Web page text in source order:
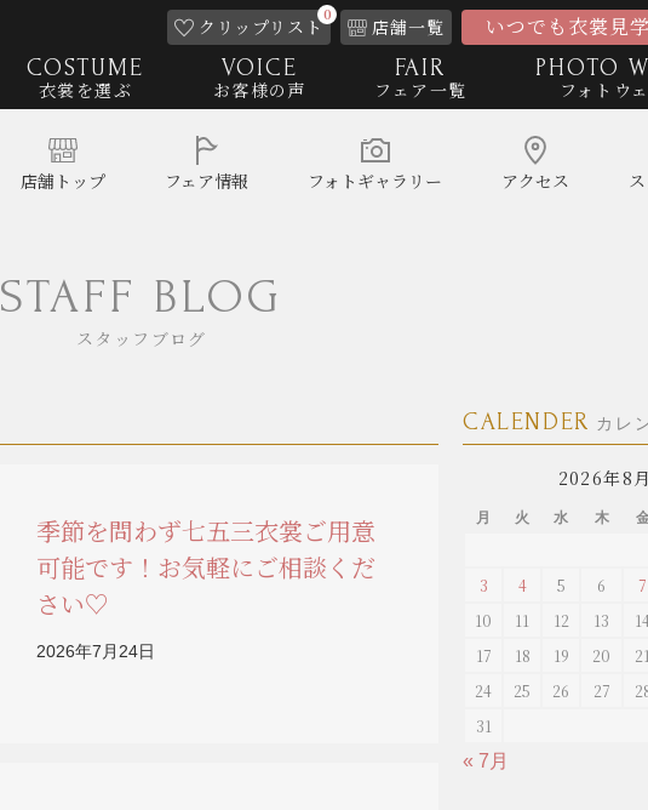
クリップリスト
0
店舗一覧 いつでも衣裳見
COSTUME
衣裳を選ぶ
VOICE
お客様の声
FAIR
フェア一覧
PHOTO
フォトウ
店舗 トップ フェア情報 フォト ギャラリー アクセス
STAFF BLOG
スタッフブログ
季節を問わず七五三衣裳ご用意
可能です！お気軽にご相談くだ
さい♡
2026年7月24日
CALENDER カレ
2026年8月
月 火 水 木
3
4 5 6 7
10
11 12 13
17
18 19 20 21
24
25 26 27
31
« 7月